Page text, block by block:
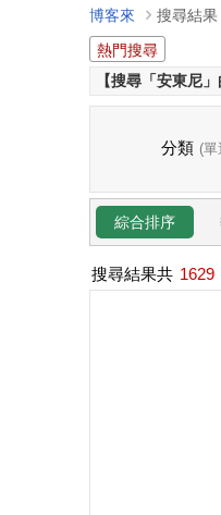
博客來
搜尋結果
熱門搜尋
【搜尋「安東尼
分類 (單
綜合排序
搜尋結果共 1629